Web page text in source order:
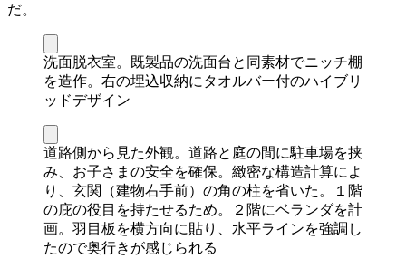
だ。
洗面脱衣室。既製品の洗面台と同素材でニッチ棚
を造作。右の埋込収納にタオルバー付のハイブリ
ッドデザイン
道路側から見た外観。道路と庭の間に駐車場を挟
み、お子さまの安全を確保。緻密な構造計算によ
り、玄関（建物右手前）の角の柱を省いた。１階
の庇の役目を持たせるため。２階にベランダを計
画。羽目板を横方向に貼り、水平ラインを強調し
たので奥行きが感じられる